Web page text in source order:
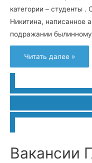
категории – студенты .
Никитина, написанное
подражании
“Живописные
строки
России”
Читать далее »
Вакансии